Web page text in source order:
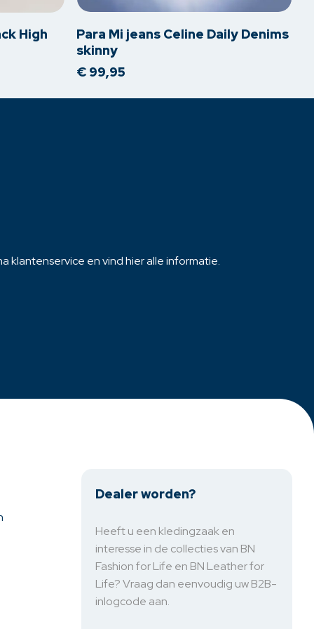
High
heeft
meerdere
variaties.
Deze
kan
Para Mi jeans Celine Daily Denims
skinny
€99,95
klantenservice en vind hier alle informatie.
Dealer worden?
Heeft u een kledingzaak en
interesse in de collecties van BN
Fashion for Life en BN Leather for
Life? Vraag dan eenvoudig uw B2B-
inlogcode aan.